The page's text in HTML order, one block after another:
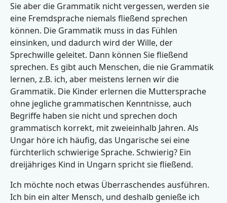
Sie aber die Grammatik nicht vergessen, werden sie
eine Fremdsprache niemals fließend sprechen
können. Die Grammatik muss in das Fühlen
einsinken, und dadurch wird der Wille, der
Sprechwille geleitet. Dann können Sie fließend
sprechen. Es gibt auch Menschen, die nie Grammatik
lernen, z.B. ich, aber meistens lernen wir die
Grammatik. Die Kinder erlernen die Muttersprache
ohne jegliche grammatischen Kenntnisse, auch
Begriffe haben sie nicht und sprechen doch
grammatisch korrekt, mit zweieinhalb Jahren. Als
Ungar höre ich häufig, das Ungarische sei eine
fürchterlich schwierige Sprache. Schwierig? Ein
dreijähriges Kind in Ungarn spricht sie fließend.
Ich möchte noch etwas Überraschendes ausführen.
Ich bin ein alter Mensch, und deshalb genieße ich